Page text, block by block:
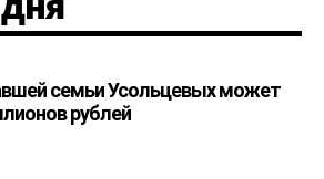
семьи Усольцевых может
рублей